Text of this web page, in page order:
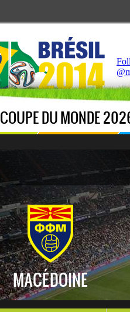
COUPE DU MONDE
MACÉDOINE